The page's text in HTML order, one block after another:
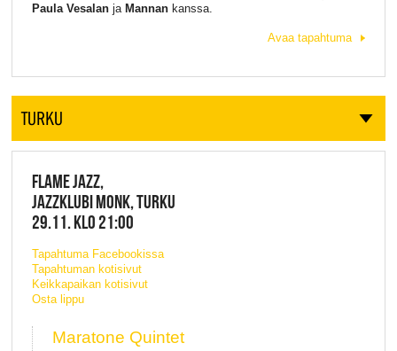
Paula Vesalanja Mannankanssa.
Avaa tapahtuma
TURKU
FLAME JAZZ,
JAZZKLUBI MONK, TURKU
29.11. KLO 21:00
Tapahtuma Facebookissa
Tapahtuman kotisivut
Keikkapaikan kotisivut
Osta lippu
Maratone Quintet